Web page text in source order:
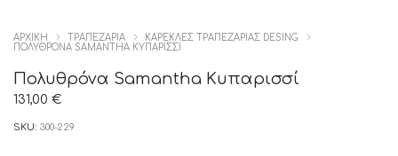
ΑΡΧΙΚΉ ΤΡΑΠΕΖΑΡΙΑ
ΚΑΡΕΚΛΕΣ ΤΡΑΠΕΖΑΡΙΑΣ DESING
ΠΟΛΥΘΡΌΝΑ SAMANTHA ΚΥΠΑΡΙΣΣΊ
Πολυθρόνα Samantha Κυπαρισσί
131,00 €
SKU: 300-229